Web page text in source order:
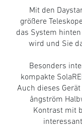
Mit den
größere
das System
wird und Sie
Besonders
kompakte
Auch dieses
ångström
Kontrast mit